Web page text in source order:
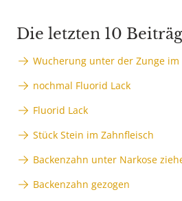
Die letzten 10
Wucherung unter der Zunge
nochmal Fluorid Lack
Fluorid Lack
Stück Stein im Zahnfleisch
Backenzahn unter Narkose
Backenzahn gezogen